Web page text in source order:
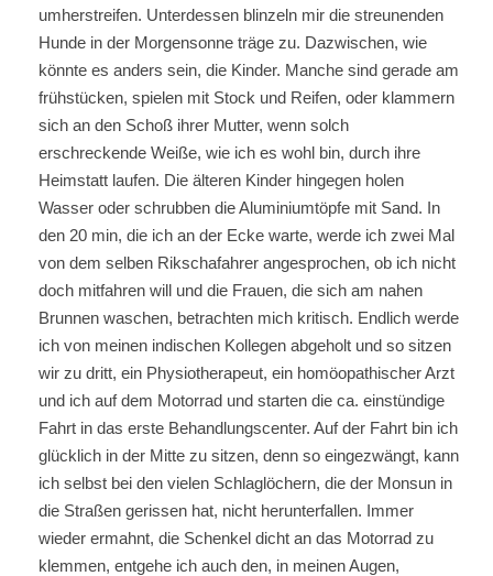
umherstreifen. Unterdessen blinzeln mir die streunenden
Hunde in der Morgensonne träge zu. Dazwischen, wie
könnte es anders sein, die Kinder. Manche sind gerade am
frühstücken, spielen mit Stock und Reifen, oder klammern
sich an den Schoß ihrer Mutter, wenn solch
erschreckende Weiße, wie ich es wohl bin, durch ihre
Heimstatt laufen. Die älteren Kinder hingegen holen
Wasser oder schrubben die Aluminiumtöpfe mit Sand. In
den 20 min, die ich an der Ecke warte, werde ich zwei Mal
von dem selben Rikschafahrer angesprochen, ob ich nicht
doch mitfahren will und die Frauen, die sich am nahen
Brunnen waschen, betrachten mich kritisch. Endlich werde
ich von meinen indischen Kollegen abgeholt und so sitzen
wir zu dritt, ein Physiotherapeut, ein homöopathischer Arzt
und ich auf dem Motorrad und starten die ca. einstündige
Fahrt in das erste Behandlungscenter. Auf der Fahrt bin ich
glücklich in der Mitte zu sitzen, denn so eingezwängt, kann
ich selbst bei den vielen Schlaglöchern, die der Monsun in
die Straßen gerissen hat, nicht herunterfallen. Immer
wieder ermahnt, die Schenkel dicht an das Motorrad zu
klemmen, entgehe ich auch den, in meinen Augen,